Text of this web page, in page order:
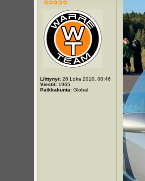
Liittynyt:26 Loka 2010, 00:46
Viestit:1965
Paikkakunta:Global